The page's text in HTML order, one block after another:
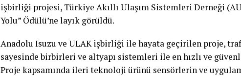
işbirliği projesi, Türkiye Akıllı Ulaşım Sistemleri Derneği
Yolu” Ödülü’ne layık görüldü.
Anadolu Isuzu ve ULAK işbirliği ile hayata geçirilen proje,
sayesinde birbirleri ve altyapı sistemleri ile en hızlı ve
Proje kapsamında ileri teknoloji ürünü sensörlerin ve